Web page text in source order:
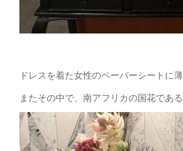
ドレスを着た女性のペーパーシートに
またその中で、南アフリカの国花であ